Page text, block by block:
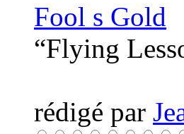
Fool s Gold
“Flying
rédigé par